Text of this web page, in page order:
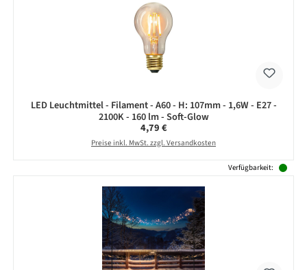
LED Leuchtmittel - Filament - A60 - H: 107mm - 1,6W - E27 -
2100K - 160 lm - Soft-Glow
Regulärer Preis:
4,79 €
Preise inkl. MwSt. zzgl. Versandkosten
Verfügbarkeit: